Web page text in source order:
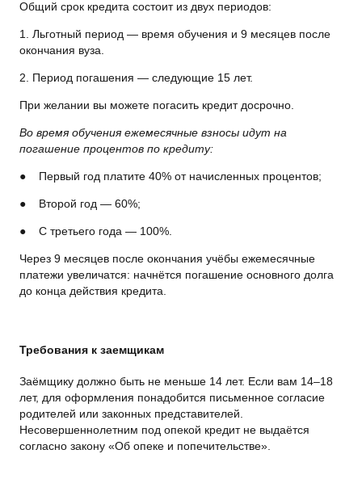
Общий срок кредита состоит из двух периодов:
1. Льготный период — время обучения и 9 месяцев после
окончания вуза.
2. Период погашения — следующие 15 лет.
При желании вы можете погасить кредит досрочно.
Во время обучения ежемесячные взносы идут на
погашение процентов по кредиту:
● Первый год платите 40% от начисленных процентов;
● Второй год — 60%;
● С третьего года — 100%.
Через 9 месяцев после окончания учёбы ежемесячные
платежи увеличатся: начнётся погашение основного долга
до конца действия кредита.
Требования к заемщикам
Заёмщику должно быть не меньше 14 лет. Если вам 14–18
лет, для оформления понадобится письменное согласие
родителей или законных представителей.
Несовершеннолетним под опекой кредит не выдаётся
согласно закону «Об опеке и попечительстве».